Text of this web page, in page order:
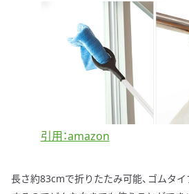
引用：amazon
長さ約83cmで折りたたみ可能、ゴムタ